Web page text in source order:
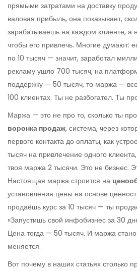
прямыми затратами на доставку
валовая прибыль, она показывает,
зарабатываешь на каждом клиенте, а
чтобы его привлечь. Многие думают:
по 10 тысяч — значит, заработал
рекламу ушло 700 тысяч, на
поддержку — 50 тысяч, то маржа —
100 клиентах. Ты не разбогател. Ты
Маржа — это не про то, сколько ты
воронка продаж, система, через
первого контакта до оплаты, как
тысяч на привлечение одного
твоя маржа 2 тысячи. Это не бизнес.
Настоящая маржа строится на
установления цены на основе
продаёшь курс за 10 тысяч — ты
«Запустишь свой инфобизнес за 30
Цена тогда — 50 тысяч. И маржа
меняется.
Вот почему в наших статьях столько